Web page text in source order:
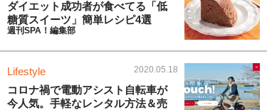
ダイエット成功者が食べてる「低
糖質スイーツ」簡単レシピ4選
週刊SPA！編集部
Lifestyle 2020.05.18
コロナ禍で電動アシスト自転車が
今人気。手軽なレンタル方法＆売